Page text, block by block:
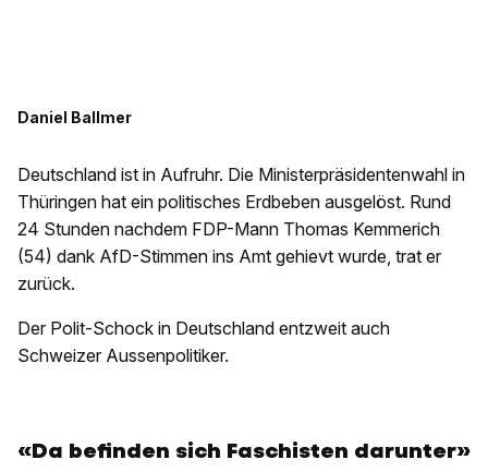
Daniel Ballmer
Deutschland ist in Aufruhr. Die Ministerpräsidentenwahl in
Thüringen hat ein politisches Erdbeben ausgelöst. Rund
24 Stunden nachdem FDP-Mann Thomas Kemmerich
(54) dank AfD-Stimmen ins Amt gehievt wurde, trat er
zurück.
Der Polit-Schock in Deutschland entzweit auch
Schweizer Aussenpolitiker.
«Da befinden sich Faschisten darunter»